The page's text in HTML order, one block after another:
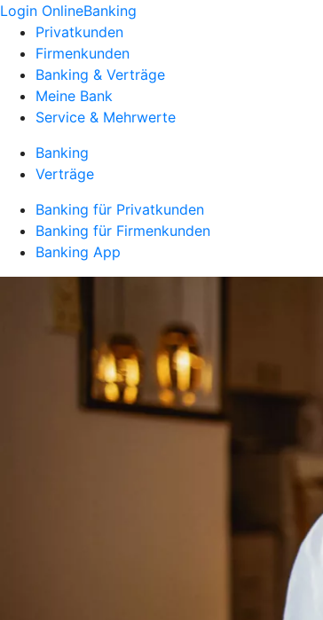
Login OnlineBanking
Privatkunden
Firmenkunden
Banking & Verträge
Meine Bank
Service & Mehrwerte
Banking
Verträge
Banking für Privatkunden
Banking für Firmenkunden
Banking App